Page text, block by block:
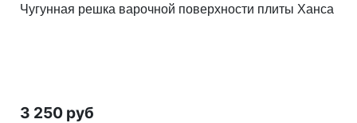
Чугунная решка варочной поверхности плиты Ханса
3 250 руб